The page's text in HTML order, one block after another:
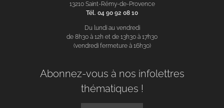
13210 Saint-Rémy-de-Provence
Tél. 04 90 92 08 10
Du lundi au vendredi
de 8h30 à 12h et de 13h30 à 17h30
(vendredi fermeture à 16h30)
Abonnez-vous à nos infolettres
thématiques !